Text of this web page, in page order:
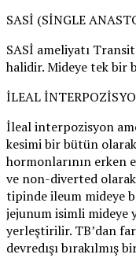
SASİ (SİNGLE
SASİ ameliyatı
halidir. Mideye tek bir
İLEAL
İleal interpozisyon
kesimi bir bütün
hormonlarının erken
ve non-diverted
tipinde ileum mideye
jejunum isimli mideye
yerleştirilir. TB’dan
devredışı bırakılmış